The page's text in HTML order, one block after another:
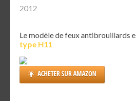
2012
Le modèle de feux antibrouillards
type H11
ACHETER SUR AMAZON